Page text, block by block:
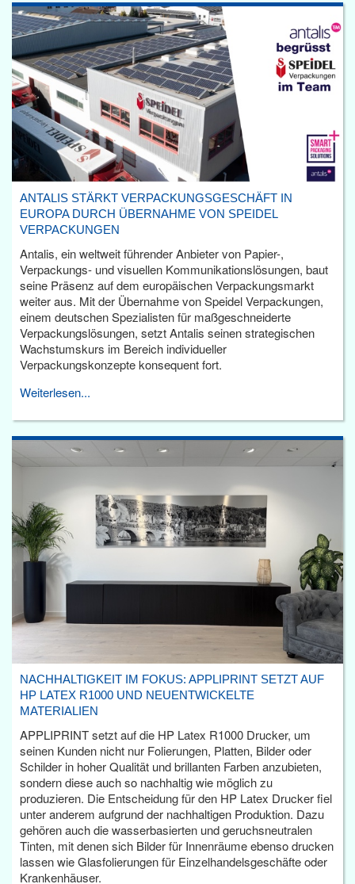
ANTALIS STÄRKT VERPACKUNGSGESCHÄFT IN
EUROPA DURCH ÜBERNAHME VON SPEIDEL
VERPACKUNGEN
Antalis, ein weltweit führender Anbieter von Papier-,
Verpackungs- und visuellen Kommunikationslösungen, baut
seine Präsenz auf dem europäischen Verpackungsmarkt
weiter aus. Mit der Übernahme von Speidel Verpackungen,
einem deutschen Spezialisten für maßgeschneiderte
Verpackungslösungen, setzt Antalis seinen strategischen
Wachstumskurs im Bereich individueller
Verpackungskonzepte konsequent fort.
Weiterlesen...
NACHHALTIGKEIT IM FOKUS: APPLIPRINT SETZT AUF
HP LATEX R1000 UND NEUENTWICKELTE
MATERIALIEN
APPLIPRINT setzt auf die HP Latex R1000 Drucker, um
seinen Kunden nicht nur Folierungen, Platten, Bilder oder
Schilder in hoher Qualität und brillanten Farben anzubieten,
sondern diese auch so nachhaltig wie möglich zu
produzieren. Die Entscheidung für den HP Latex Drucker fiel
unter anderem aufgrund der nachhaltigen Produktion. Dazu
gehören auch die wasserbasierten und geruchsneutralen
Tinten, mit denen sich Bilder für Innenräume ebenso drucken
lassen wie Glasfolierungen für Einzelhandelsgeschäfte oder
Krankenhäuser.